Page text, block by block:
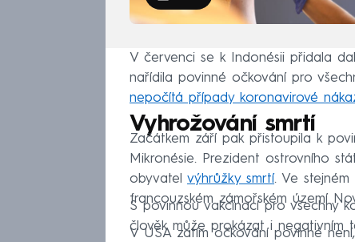
V červenci se k Indonésii přidala
nařídila povinné očkování pro
nepočítá případy koronavirové
Vyhrožování smrtí
Začátkem září pak přistoupila k
Mikronésie. Prezident ostrovního
obyvatel výhrůžky smrtí. Ve
francouzském zámořském území
S povinnou vakcinací pro všechny
člověk může prokázat i negativním
V USA zatím očkování povinné